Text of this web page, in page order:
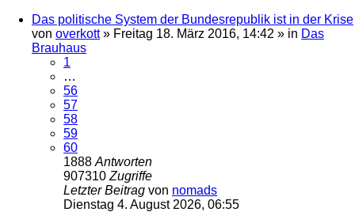
Das politische System der Bundesrepublik ist in der Krise
von overkott» Freitag 18. März 2016, 14:42 » in Das
Brauhaus
1
…
56
57
58
59
60
1888 Antworten
907310 Zugriffe
Letzter Beitrag von nomads
Dienstag 4. August 2026, 06:55